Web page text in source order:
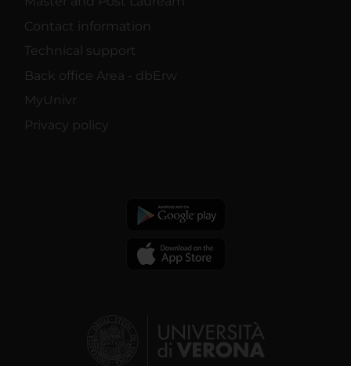
Contact information
Technical support
Back office Area - dbErw
MyUnivr
Privacy policy